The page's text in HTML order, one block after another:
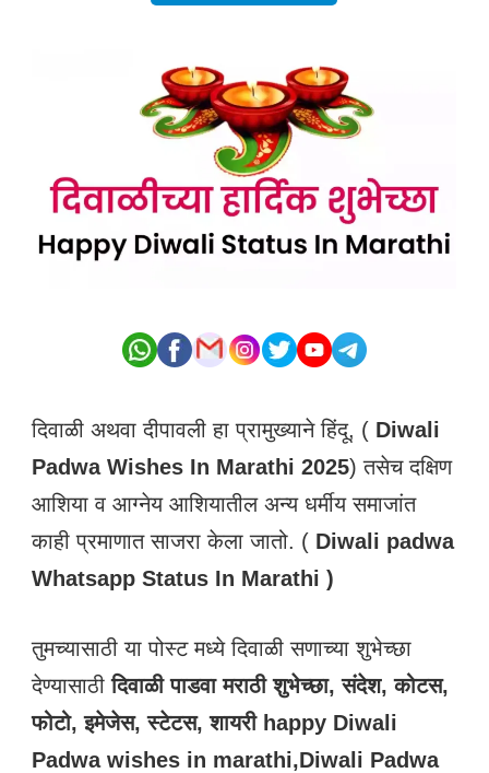
दिवाळी अथवा दीपावली हा प्रामुख्याने हिंदू, ( Diwali
Padwa Wishes In Marathi 2025) तसेच दक्षिण
आशिया व आग्नेय आशियातील अन्य धर्मीय समाजांत
काही प्रमाणात साजरा केला जातो. ( Diwali padwa
Whatsapp Status In Marathi )
तुमच्यासाठी या पोस्ट मध्ये दिवाळी सणाच्या शुभेच्छा
देण्यासाठीदिवाळी पाडवा मराठी शुभेच्छा, संदेश, कोटस,
फोटो, इमेजेस, स्टेटस, शायरी happy Diwali
Padwa wishes in marathi,Diwali Padwa